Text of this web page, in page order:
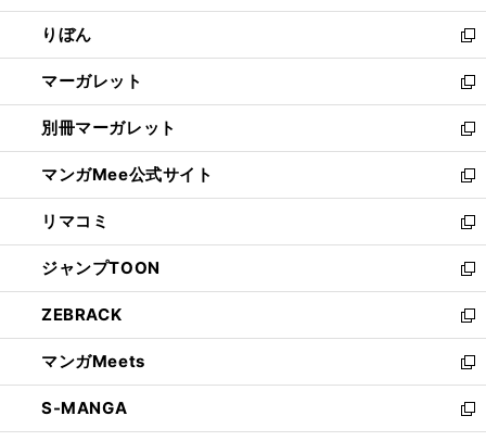
開
く
ウ
で
開
く
ン
ド
ウ
で
開
く
ウ
ィ
ン
ド
ウ
で
開
く
りぼん
新
し
い
ウ
ィ
ン
ド
ウ
で
開
く
マーガレット
新
し
い
ウ
ィ
ン
ド
ウ
で
開
く
別冊マーガレット
新
し
い
ウ
ィ
ン
ド
ウ
で
開
く
マンガMee公式サイト
新
し
い
ウ
ィ
ン
ド
ウ
で
開
く
リマコミ
新
し
い
ウ
ィ
ン
ド
ウ
で
開
ジャンプTOON
新
し
い
ウ
ィ
ン
ド
ウ
ZEBRACK
新
し
い
ウ
ィ
ン
マンガMeets
新
し
い
ウ
S-MANGA
新
し